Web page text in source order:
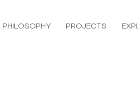
PHILOSOPHY PROJECTS